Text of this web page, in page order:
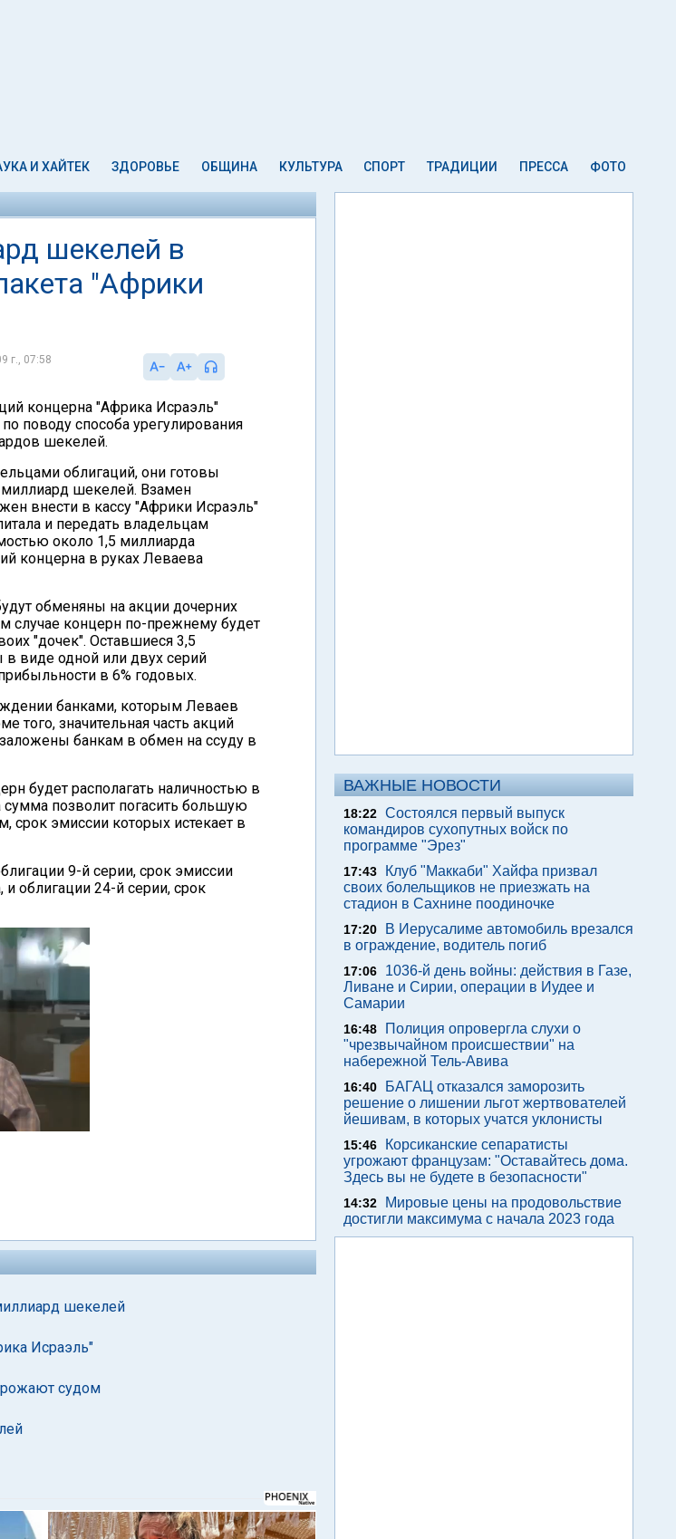
И ХАЙТЕК ЗДОРОВЬЕ ОБЩИНА КУЛЬТУРА СПОРТ ТРАДИЦИИ ПРЕССА ФОТО
шекелей в
"Африки
г., 07:58
концерна "Африка Исраэль"
поводу способа урегулирования
шекелей.
облигаций, они готовы
миллиард шекелей. Взамен
внести в кассу "Африки Исраэль"
и передать владельцам
около 1,5 миллиарда
концерна в руках Леваева
обменяны на акции дочерних
случае концерн по-прежнему будет
"дочек". Оставшиеся 3,5
виде одной или двух серий
в 6% годовых.
банками, которым Леваев
значительная часть акций
банкам в обмен на ссуду в
будет располагать наличностью в
позволит погасить большую
срок эмиссии которых истекает в
9-й серии, срок эмиссии
и облигации 24-й серии, срок
шекелей
Исраэль"
судом
ВАЖНЫЕ НОВОСТИ
18:22 Состоялся первый выпуск
командиров сухопутных войск по
программе "Эрез"
17:43
Клуб "Маккаби" Хайфа призвал
своих болельщиков не приезжать на
стадион в Сахнине поодиночке
17:20
В Иерусалиме автомобиль врезался
в ограждение, водитель погиб
17:06
1036-й день войны: действия в Газе,
Ливане и Сирии, операции в Иудее и
Самарии
16:48
Полиция опровергла слухи о
"чрезвычайном происшествии" на
набережной Тель-Авива
16:40
БАГАЦ отказался заморозить
решение о лишении льгот жертвователей
йешивам, в которых учатся уклонисты
15:46
Корсиканские сепаратисты
угрожают французам: "Оставайтесь дома.
Здесь вы не будете в безопасности"
14:32
Мировые цены на продовольствие
достигли максимума с начала 2023 года